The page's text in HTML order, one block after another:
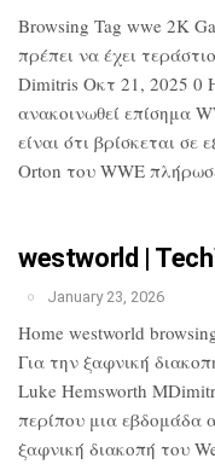
Browsing Tag wwe 2K
πρέπει να έχει
Dimitris Οκτ 21, 2025 0
ανακοινωθεί επίσημα
είναι ότι βρίσκεται
Orton του WWE
westworld |
January 23, 2026
Home westworld
Για την ξαφνική
Luke Hemsworth
περίπου μια εβδομάδα
ξαφνική διακοπή του